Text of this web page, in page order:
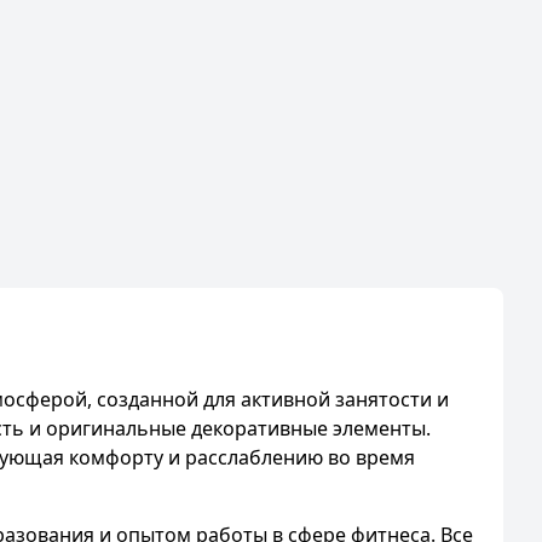
созданной для активной занятости и
и оригинальные декоративные элементы.
комфорту и расслаблению во время
и опытом работы в сфере фитнеса. Все